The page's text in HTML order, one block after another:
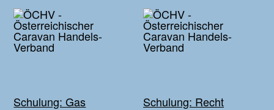
Schulung: Gas Schulung: Recht